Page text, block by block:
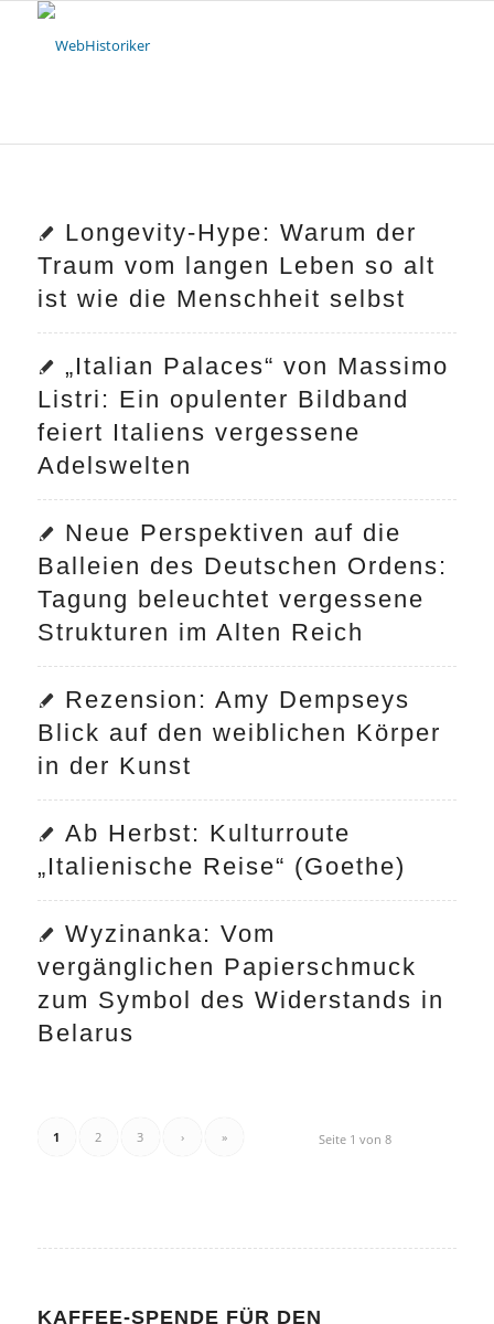
Longevity-Hype: Warum der
Traum vom langen Leben so alt
ist wie die Menschheit selbst
„Italian Palaces“ von Massimo
Listri: Ein opulenter Bildband
feiert Italiens vergessene
Adelswelten
Neue Perspektiven auf die
Balleien des Deutschen Ordens:
Tagung beleuchtet vergessene
Strukturen im Alten Reich
Rezension: Amy Dempseys
Blick auf den weiblichen Körper
in der Kunst
Ab Herbst: Kulturroute
„Italienische Reise“ (Goethe)
Wyzinanka: Vom
vergänglichen Papierschmuck
zum Symbol des Widerstands in
Belarus
Seite 1 von 8
1 2 3 › »
KAFFEE-SPENDE FÜR DEN